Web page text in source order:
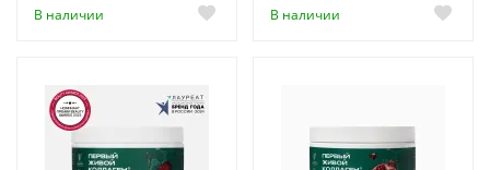
В наличии В наличии